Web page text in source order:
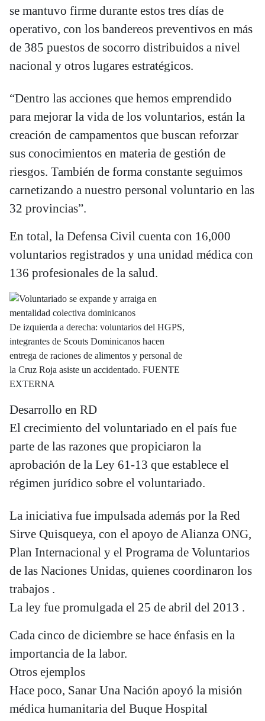
se mantuvo firme durante estos tres días de
operativo, con los bandereos preventivos en más
de 385 puestos de socorro distribuidos a nivel
nacional y otros lugares estratégicos.
“Dentro las acciones que hemos emprendido
para mejorar la vida de los voluntarios, están la
creación de campamentos que buscan reforzar
sus conocimientos en materia de gestión de
riesgos. También de forma constante seguimos
carnetizando a nuestro personal voluntario en las
32 provincias”.
En total, la Defensa Civil cuenta con 16,000
voluntarios registrados y una unidad médica con
136 profesionales de la salud.
De izquierda a derecha: voluntarios del HGPS,
integrantes de Scouts Dominicanos hacen
entrega de raciones de alimentos y personal de
la Cruz Roja asiste un accidentado. FUENTE
EXTERNA
Desarrollo en RD
El crecimiento del voluntariado en el país fue
parte de las razones que propiciaron la
aprobación de la Ley 61-13 que establece el
régimen jurídico sobre el voluntariado.
La iniciativa fue impulsada además por la Red
Sirve Quisqueya, con el apoyo de Alianza ONG,
Plan Internacional y el Programa de Voluntarios
de las Naciones Unidas, quienes coordinaron los
trabajos .
La ley fue promulgada el 25 de abril del 2013 .
Cada cinco de diciembre se hace énfasis en la
importancia de la labor.
Otros ejemplos
Hace poco, Sanar Una Nación apoyó la misión
médica humanitaria del Buque Hospital